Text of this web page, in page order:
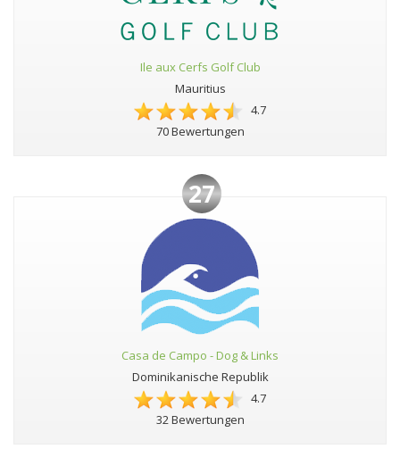
Ile aux Cerfs Golf Club
Mauritius
4.7
70 Bewertungen
27
Casa de Campo - Dog & Links
Dominikanische Republik
4.7
32 Bewertungen